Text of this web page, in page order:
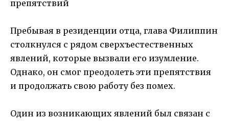
Пребывая в резиденции отца, глава Филиппин
столкнулся с рядом сверхъестественных
явлений, которые вызвали его изумление.
Однако, он смог преодолеть эти препятствия
и продолжать свою работу без помех.
Один из возникающих явлений был связан с